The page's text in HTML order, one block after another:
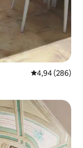
Vidējais
4,94 (286)